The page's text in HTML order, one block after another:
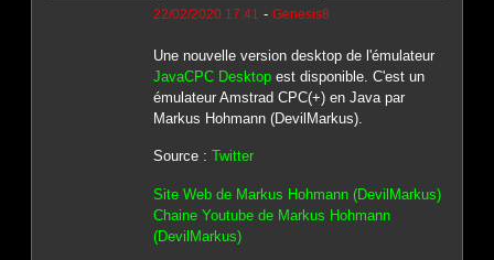
22/02/2020 17:41 - Genesis8
Une nouvelle version desktop de l'émulateur
JavaCPC Desktopest disponible. C'est un
émulateur Amstrad CPC(+) en Java par
Markus Hohmann (DevilMarkus).
Source : Twitter
Site Web de Markus Hohmann (DevilMarkus)
Chaine Youtube de Markus Hohmann
(DevilMarkus)